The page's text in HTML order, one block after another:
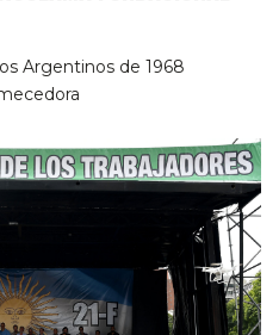
Argentinos de 1968